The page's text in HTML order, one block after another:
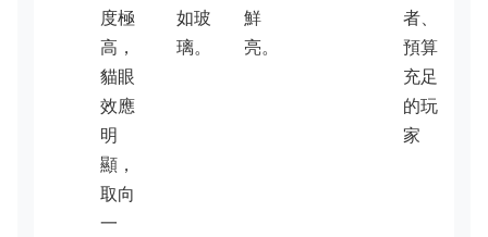
度極
高，
貓眼
效應
明
顯，
取向
一
如玻
璃。
鮮
亮。
者、
預算
充足
的玩
家